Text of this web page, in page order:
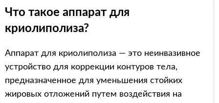
Что такое аппарат для
криолиполиза?
Аппарат для криолиполиза — это неинвазивное
устройство для коррекции контуров тела,
предназначенное для уменьшения стойких
жировых отложений путем воздействия на